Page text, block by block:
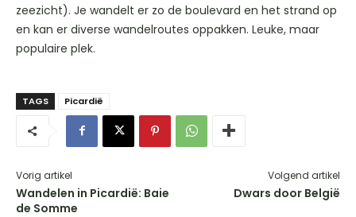
zeezicht). Je wandelt er zo de boulevard en het strand op
en kan er diverse wandelroutes oppakken. Leuke, maar
populaire plek.
TAGS Picardië
Vorig artikel
Wandelen in Picardië: Baie
de Somme
Volgend artikel
Dwars door België